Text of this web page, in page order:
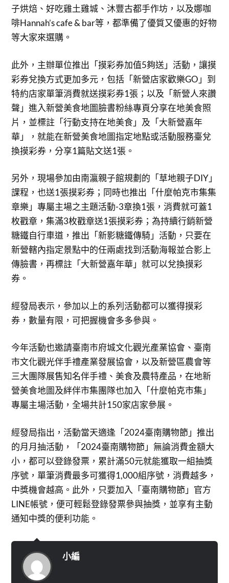
子烘焙、好吃雞土雞城、沐豐古都手作坊，以及娜咖
啡Hannah’s cafe & bar等，都準備了優質又優惠的好物
等大家來選購。
此外，主辦單位推出「摸彩券加值5夠送」活動，讓摸
彩券兌換方式更加多元，包括「新營店家歡樂GO」到
特約店家單筆消費就送摸彩券1張；以及「新營人來讚
聲」進入新營美食地圖臉書粉絲專頁分享在地美食照
片，並標註「行動支持在地美食」及「大新營嘉年
華」，就能在新營美食地圖指定地點或活動服務臺兌
換摸彩券，分享1篇貼文送1張。
另外，現場參加由南瀛親子館規劃的「草地親子DIY」
課程，也送1張摸彩券；同時也推出「什麼帕克市集集
章樂」專屬主場之主題活動-3章換1張，消費就可蓋1
枚戳章，集滿3枚戳章送1張摸彩券；為持續行銷新營
糖鐵自行車道，推出「新影糖鐵傳騎」活動，只要在
新營轄內指定景點中的任兩處找到活動海報並合影上
傳臉書，再標註「大新營嘉年華」就可以兌換摸彩
券。
經發局表示，參加以上的系列活動都可以獲得摸彩
券，數量有限，可把握機會多多參與。
今年活動也邀請臺南市府城文化觀光產業協會、臺南
市文化觀光伴手禮產業發展協會，以及新營區農會等
三大團隊展售知名伴手禮、美食及農特產品，在地新
營美食地圖及絆伴市集團隊也加入「什麼帕克市集」
專屬主場活動，全場共計150家店家參展。
經發局指出，活動當天適逢「2024臺南購物節」推出
的月月抽活動，「2024臺南購物節」無論消費金額大
小，都可以登錄發票，累計滿50元就能獲取一組抽獎
序號，單筆消費最多可獲得1,000組序號，消費越多，
中獎機會越高。此外，只要加入「臺南購物節」官方
LINE帳號，便可輕鬆登錄發票參與抽獎，並享有主動
通知中獎的便利功能。
小編